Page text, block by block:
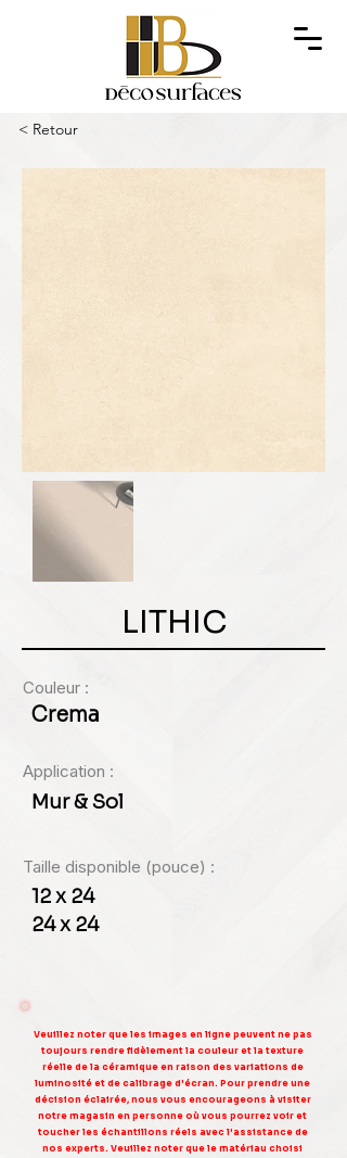
< Retour
LITHIC
Couleur :
Crema
Application :
Mur & Sol
Taille disponible (pouce) :
12 x 24
24 x 24
Veuillez noter que les images en ligne peuvent ne pas
toujours rendre fidèlement la couleur et la texture
réelle de la céramique en raison des variations de
luminosité et de calibrage d'écran. Pour prendre une
décision éclairée, nous vous encourageons à visiter
notre magasin en personne où vous pourrez voir et
toucher les échantillons réels avec l'assistance de
nos experts. Veuillez noter que le matériau choisi